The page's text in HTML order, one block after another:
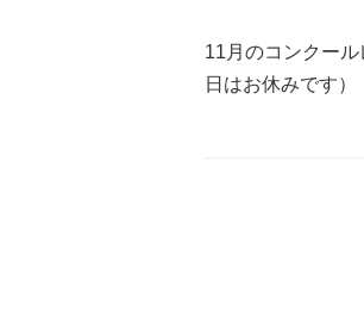
11月のコンクー
日はお休みです）